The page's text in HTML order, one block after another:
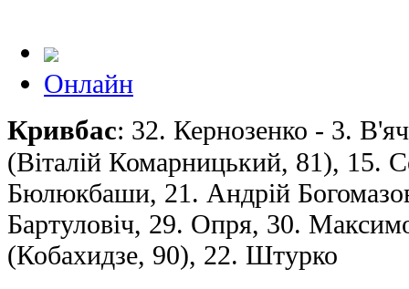
Онлайн
Кривбас: 32. Кернозенко - 3.
(Вiталiй Комарницький, 81), 15.
Бюлюкбаши, 21. Андрiй
Бартуловіч, 29. Опря, 30.
(Кобахидзе, 90), 22. Штурко